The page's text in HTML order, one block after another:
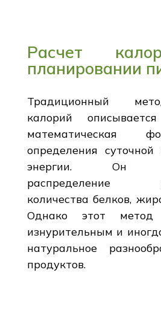
Расчет
планировании
Традиционный
калорий
математическая
определения суточной
энергии. Он
распределение
количества белков,
Однако этот
изнурительным и
натуральное
продуктов.